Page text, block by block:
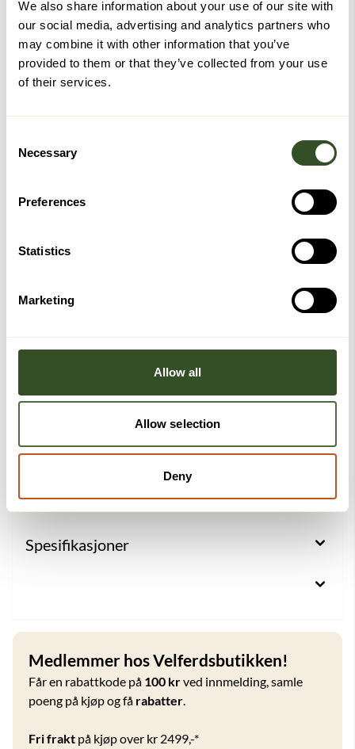
We also share information about your use of our site with
our social media, advertising and analytics partners who
may combine it with other information that you’ve
provided to them or that they’ve collected from your use
of their services.
Selection
Necessary
Preferences
Statistics
Marketing
Allow all
Allow selection
Deny
Stolen kan tilpasses ytterligere med:
Inkontinenstrekk
Fotskammel i samme farge
Nakkepute
Bestillingsvare
Dette produktet er spesialbestilt og produseres etter
dine spesifikasjoner. Det kan derfor ikke returneres og
kan ha noe lengre leveringstid.
Frakt og levering
Har du spørsmål
for en hyggelig prat på telefon 921 60 921.
En løftestol som gir økt
mulighet til å klare seg selv i hverdagen. En enkel og
trygg løsning som gir økt frihet, mestring og livskvalitet.
Spesifikasjoner
Medlemmer hos Velferdsbutikken!
Får en rabattkode på 100 krved innmelding, samle
poeng på kjøp og få rabatter.
Fri frakt på kjøp over kr 2499,-*